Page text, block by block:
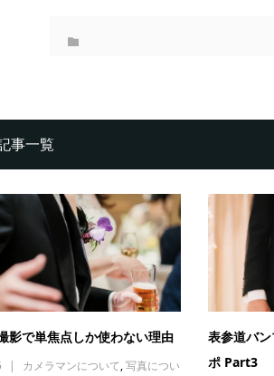
事一覧
影で単焦点しか使わない理由
カメラマンについて,写真につい
表参道バ
ポ Part3